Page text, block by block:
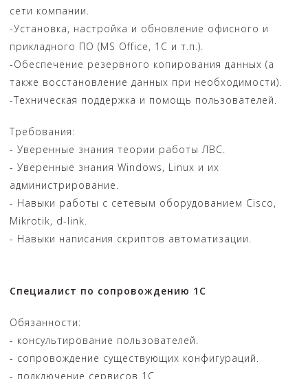
сети компании.
-Установка, настройка и обновление офисного и
прикладного ПО (MS Office, 1С и т.п.).
-Обеспечение резервного копирования данных (а
также восстановление данных при необходимости).
-Техническая поддержка и помощь пользователей.
Требования:
- Уверенные знания теории работы ЛВС.
- Уверенные знания Windows, Linux и их
администрирование.
- Навыки работы с сетевым оборудованием Сisco,
Mikrotik, d-link.
- Навыки написания скриптов автоматизации.
Специалист по сопровождению 1С
Обязанности:
- консультирование пользователей.
- сопровождение существующих конфигураций.
- подключение сервисов 1С.